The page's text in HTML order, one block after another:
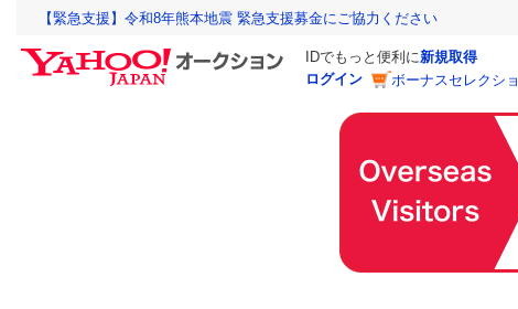
【緊急支援】令和8年熊本地震 緊急支援募金にご協力ください
IDでもっと便利に新規取得
ログイン
ボーナスセレクシ